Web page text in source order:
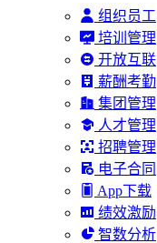
组织员工
培训管理
开放互联
薪酬考勤
集团管理
人才管理
招聘管理
电子合同
App下载
绩效激励
智数分析